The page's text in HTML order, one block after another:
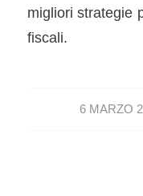
migliori strategie
fiscali.
6 MARZO
/